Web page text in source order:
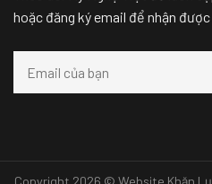
hoặc đăng ký email để nhận